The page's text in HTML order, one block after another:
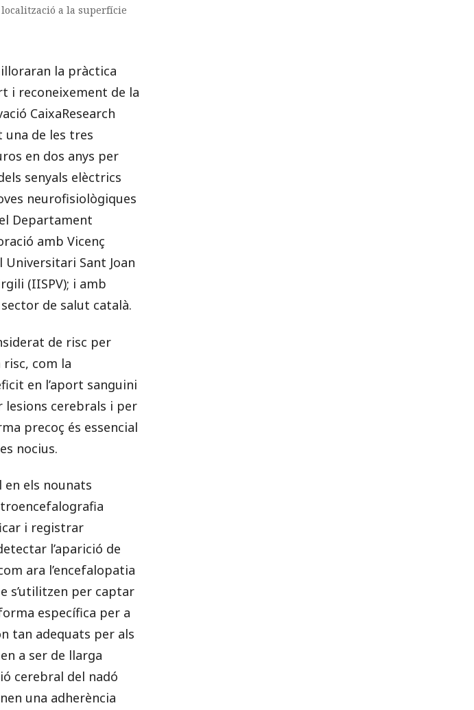
a la superfície
la pràctica
i reconeixement de la
CaixaResearch
una de les tres
en dos anys per
senyals elèctrics
neurofisiològiques
Departament
amb Vicenç
Universitari Sant Joan
(IISPV); i amb
de salut català.
de risc per
com la
en l’aport sanguini
lesions cerebrals i per
precoç és essencial
nocius.
els nounats
i registrar
l’aparició de
ara l’encefalopatia
s’utilitzen per captar
específica per a
tan adequats per als
a ser de llarga
cerebral del nadó
una adherència